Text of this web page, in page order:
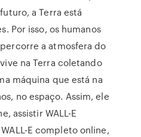
a Terra está
Por isso, os humanos
a atmosfera do
na Terra coletando
máquina que está na
no espaço. Assim, ele
assistir WALL-E
E completo online,